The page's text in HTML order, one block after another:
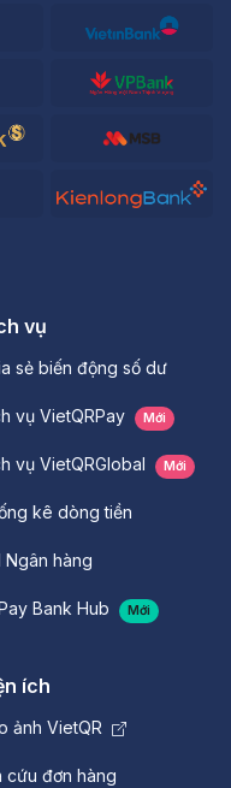
vụ
sẻ biến động số dư
vụ VietQRPay Mới
vụ VietQRGlobal Mới
kê dòng tiền
Ngân hàng
Bank Hub Mới
ích
ảnh VietQR
cứu đơn hàng